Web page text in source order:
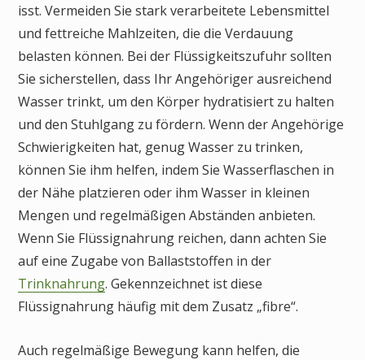
isst. Vermeiden Sie stark verarbeitete Lebensmittel
und fettreiche Mahlzeiten, die die Verdauung
belasten können. Bei der Flüssigkeitszufuhr sollten
Sie sicherstellen, dass Ihr Angehöriger ausreichend
Wasser trinkt, um den Körper hydratisiert zu halten
und den Stuhlgang zu fördern. Wenn der Angehörige
Schwierigkeiten hat, genug Wasser zu trinken,
können Sie ihm helfen, indem Sie Wasserflaschen in
der Nähe platzieren oder ihm Wasser in kleinen
Mengen und regelmäßigen Abständen anbieten.
Wenn Sie Flüssignahrung reichen, dann achten Sie
auf eine Zugabe von Ballaststoffen in der
Trinknahrung. Gekennzeichnet ist diese
Flüssignahrung häufig mit dem Zusatz „fibre“.
Auch regelmäßige Bewegung kann helfen, die